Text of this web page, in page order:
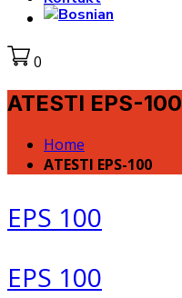
0
ATESTI EPS-100
Home
ATESTI EPS-100
EPS 100
EPS 100